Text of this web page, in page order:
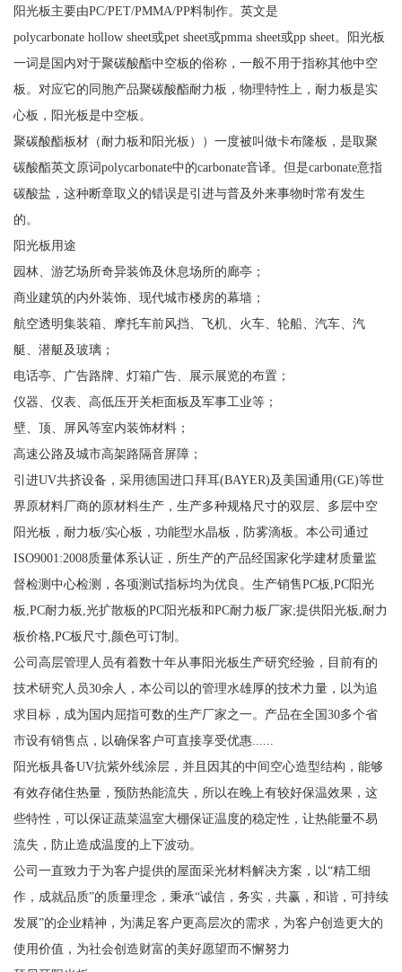
阳光板主要由PC/PET/PMMA/PP料制作。英文是
polycarbonate hollow sheet或pet sheet或pmma sheet或pp sheet。阳光板
一词是国内对于聚碳酸酯中空板的俗称，一般不用于指称其他中空
板。对应它的同胞产品聚碳酸酯耐力板，物理特性上，耐力板是实
心板，阳光板是中空板。
聚碳酸酯板材（耐力板和阳光板））一度被叫做卡布隆板，是取聚
碳酸酯英文原词polycarbonate中的carbonate音译。但是carbonate意指
碳酸盐，这种断章取义的错误是引进与普及外来事物时常有发生
的。
阳光板用途
园林、游艺场所奇异装饰及休息场所的廊亭；
商业建筑的内外装饰、现代城市楼房的幕墙；
航空透明集装箱、摩托车前风挡、飞机、火车、轮船、汽车、汽
艇、潜艇及玻璃；
电话亭、广告路牌、灯箱广告、展示展览的布置；
仪器、仪表、高低压开关柜面板及军事工业等；
壁、顶、屏风等室内装饰材料；
高速公路及城市高架路隔音屏障；
引进UV共挤设备，采用德国进口拜耳(BAYER)及美国通用(GE)等世
界原材料厂商的原材料生产，生产多种规格尺寸的双层、多层中空
阳光板，耐力板/实心板，功能型水晶板，防雾滴板。本公司通过
ISO9001:2008质量体系认证，所生产的产品经国家化学建材质量监
督检测中心检测，各项测试指标均为优良。生产销售PC板,PC阳光
板,PC耐力板,光扩散板的PC阳光板和PC耐力板厂家;提供阳光板,耐力
板价格,PC板尺寸,颜色可订制。
公司高层管理人员有着数十年从事阳光板生产研究经验，目前有的
技术研究人员30余人，本公司以的管理水雄厚的技术力量，以为追
求目标，成为国内屈指可数的生产厂家之一。产品在全国30多个省
市设有销售点，以确保客户可直接享受优惠......
阳光板具备UV抗紫外线涂层，并且因其的中间空心造型结构，能够
有效存储住热量，预防热能流失，所以在晚上有较好保温效果，这
些特性，可以保证蔬菜温室大棚保证温度的稳定性，让热能量不易
流失，防止造成温度的上下波动。
公司一直致力于为客户提供的屋面采光材料解决方案，以“精工细
作，成就品质”的质量理念，秉承“诚信，务实，共赢，和谐，可持续
发展”的企业精神，为满足客户更高层次的需求，为客户创造更大的
使用价值，为社会创造财富的美好愿望而不懈努力